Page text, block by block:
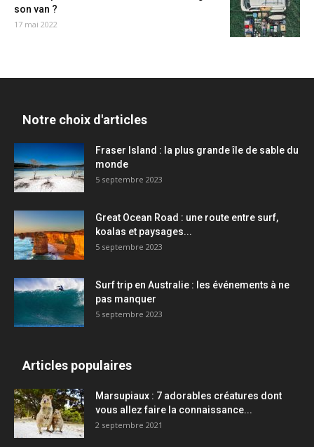
son van ?
17 mai 2022
Notre choix d'articles
Fraser Island : la plus grande île de sable du
monde
5 septembre 2023
Great Ocean Road : une route entre surf,
koalas et paysages...
5 septembre 2023
Surf trip en Australie : les événements à ne
pas manquer
5 septembre 2023
Articles populaires
Marsupiaux : 7 adorables créatures dont
vous allez faire la connaissance...
2 septembre 2021